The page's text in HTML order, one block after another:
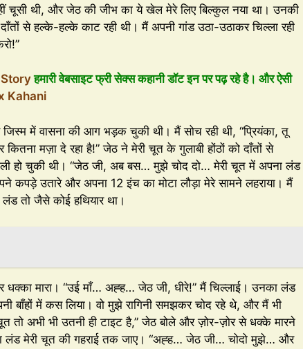
चूसी थी, और जेठ की जीभ का ये खेल मेरे लिए बिल्कुल नया था। उनकी
से हल्के-हल्के काट रही थी। मैं अपनी गांड उठा-उठाकर चिल्ला रही
हमारी वेबसाइट फ्री सेक्स कहानी डॉट इन पर पढ़ रहे है। और ऐसी
Kahani
में वासना की आग भड़क चुकी थी। मैं सोच रही थी, “प्रियंका, तू
मज़ा दे रहा है!” जेठ ने मेरी चूत के गुलाबी होंठों को दाँतों से
हो चुकी थी। “जेठ जी, अब बस… मुझे चोद दो… मेरी चूत में अपना लंड
कपड़े उतारे और अपना 12 इंच का मोटा लौड़ा मेरे सामने लहराया। मैं
तो जैसे कोई हथियार था।
मारा। “उई माँ… अह्ह… जेठ जी, धीरे!” मैं चिल्लाई। उनका लंड
बाँहों में कस लिया। वो मुझे रागिनी समझकर चोद रहे थे, और मैं भी
तो अभी भी उतनी ही टाइट है,” जेठ बोले और ज़ोर-ज़ोर से धक्के मारने
लंड मेरी चूत की गहराई तक जाए। “अह्ह… जेठ जी… चोदो मुझे… और